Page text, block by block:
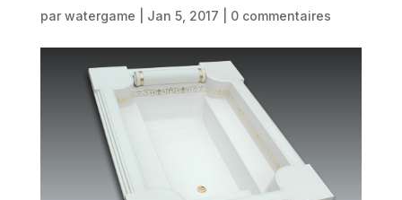
par watergame Jan 5, 2017 0 commentaires